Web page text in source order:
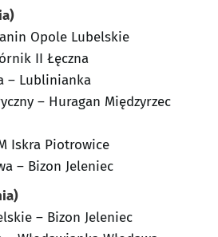
Opole Lubelskie
II Łęczna
– Lublinianka
– Huragan Międzyrzec
Iskra Piotrowice
– Bizon Jeleniec
– Bizon Jeleniec